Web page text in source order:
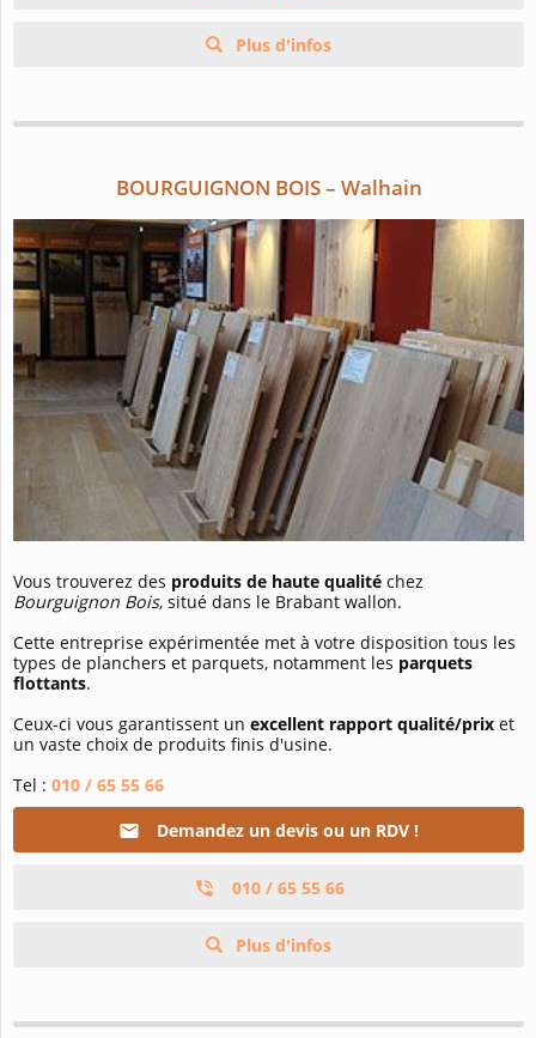
Plus d'infos
BOURGUIGNON BOIS – Walhain
Vous trouverez des produits de haute qualité chez
Bourguignon Bois, situé dans le Brabant wallon.
Cette entreprise expérimentée met à votre disposition tous les
types de planchers et parquets, notamment les parquets
flottants.
Ceux-ci vous garantissent un excellent rapport qualité/prix et
un vaste choix de produits finis d'usine.
Tel : 010 / 65 55 66
Demandez un devis ou un RDV !
010 / 65 55 66
Plus d'infos